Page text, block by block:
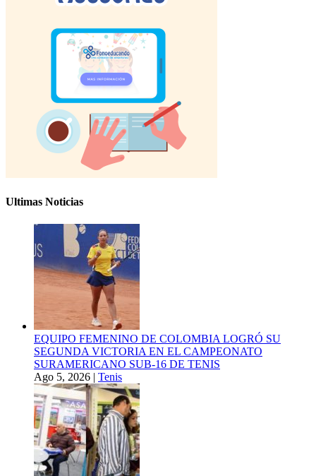
Ultimas Noticias
EQUIPO FEMENINO DE COLOMBIA LOGRÓ SU
SEGUNDA VICTORIA EN EL CAMPEONATO
SURAMERICANO SUB-16 DE TENIS
Ago 5, 2026 | Tenis